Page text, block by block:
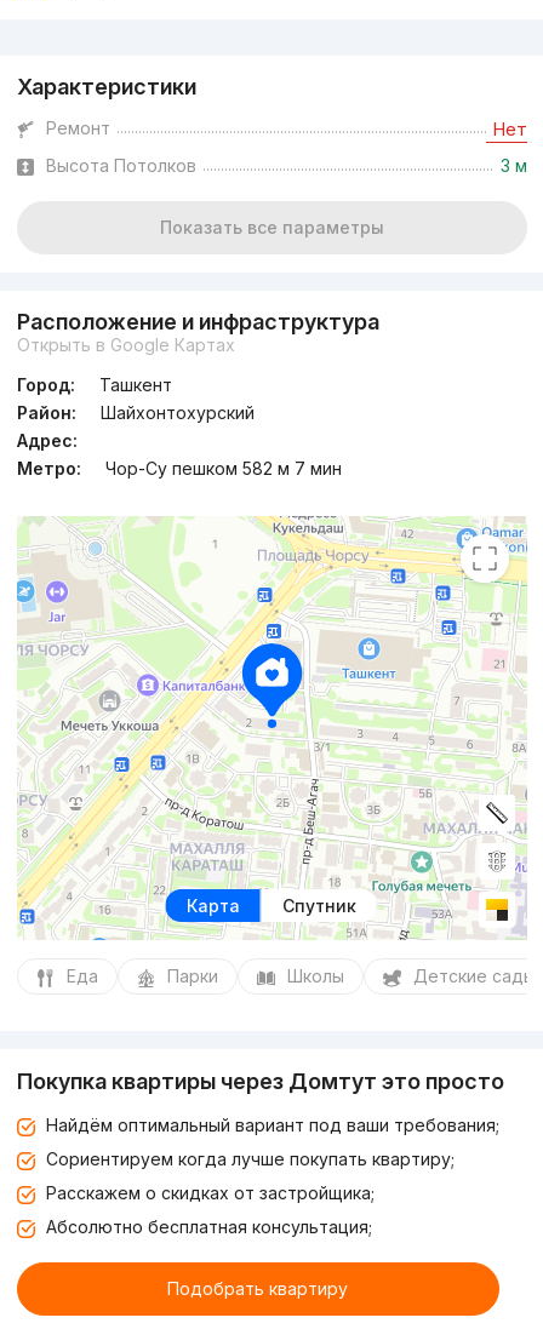
Характеристики
Ремонт Нет
Высота Потолков 3 м
Показать все параметры
Расположение и инфраструктура
Открыть в Google Картах
Город:
Ташкент
Район:
Шайхонтохурский
Адрес:
Метро:
Чор-Су пешком 582 м 7 мин
Карта Спутник
Еда Парки Школы Детские сады
Покупка квартиры через Домтут это просто
Найдём оптимальный вариант под ваши требования;
Сориентируем когда лучше покупать квартиру;
Расскажем о скидках от застройщика;
Абсолютно бесплатная консультация;
Подобрать квартиру